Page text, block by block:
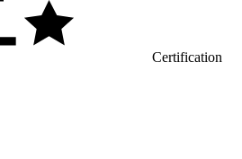
Certification